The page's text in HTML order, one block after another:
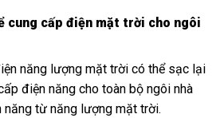
cung cấp điện mặt trời cho ngôi
năng lượng mặt trời có thể sạc lại
điện năng cho toàn bộ ngôi nhà
năng từ năng lượng mặt trời.